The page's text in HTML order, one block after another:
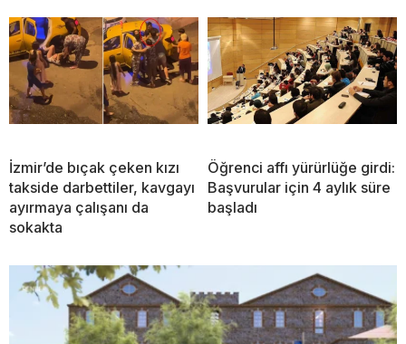
İzmir’de bıçak çeken kızı
takside darbettiler, kavgayı
ayırmaya çalışanı da
sokakta
Öğrenci affı yürürlüğe girdi:
Başvurular için 4 aylık süre
başladı